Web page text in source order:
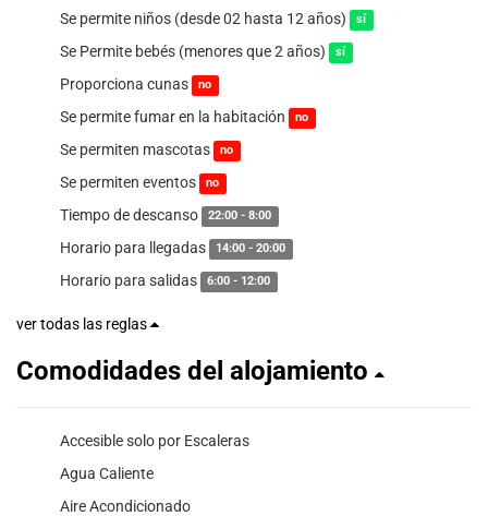
Se permite niños (desde 02 hasta 12 años) sí
Se Permite bebés (menores que 2 años) sí
Proporciona cunas no
Se permite fumar en la habitación no
Se permiten mascotas no
Se permiten eventos no
Tiempo de descanso 22:00 - 8:00
Horario para llegadas 14:00 - 20:00
Horario para salidas 6:00 - 12:00
ver todas las reglas
Comodidades del alojamiento
Accesible solo por Escaleras
Agua Caliente
Aire Acondicionado